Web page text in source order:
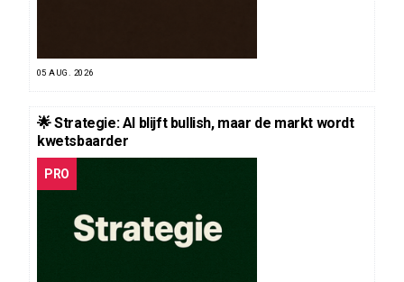
05 AUG. 2026
🌟 Strategie: AI blijft bullish, maar de markt wordt
kwetsbaarder
PRO